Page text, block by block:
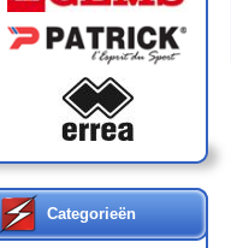
Categorieën